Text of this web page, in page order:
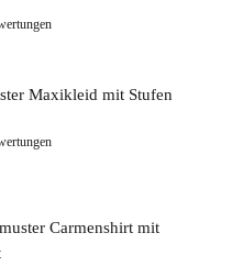
Maxikleid mit Stufen
Carmenshirt mit